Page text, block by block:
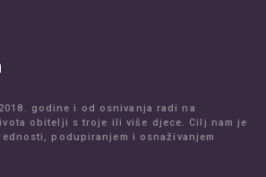
godine i od osnivanja radi na
obitelji s troje ili više djece. Cilj nam je
podupiranjem i osnaživanjem